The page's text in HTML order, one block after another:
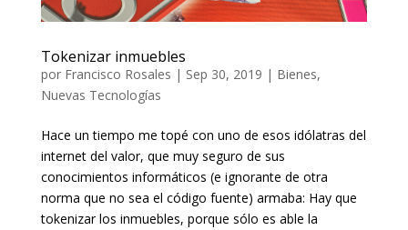
Tokenizar inmuebles
por Francisco Rosales | Sep 30, 2019 | Bienes,
Nuevas Tecnologías
Hace un tiempo me topé con uno de esos idólatras del
internet del valor, que muy seguro de sus
conocimientos informáticos (e ignorante de otra
norma que no sea el código fuente) afirmaba: Hay que
tokenizar los inmuebles, porque sólo es fiable la